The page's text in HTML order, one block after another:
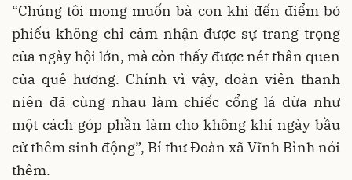
“Chúng tôi mong muốn bà con khi đến điểm bỏ
phiếu không chỉ cảm nhận được sự trang trọng
của ngày hội lớn, mà còn thấy được nét thân quen
của quê hương. Chính vì vậy, đoàn viên thanh
niên đã cùng nhau làm chiếc cổng lá dừa như
một cách góp phần làm cho không khí ngày bầu
cử thêm sinh động”, Bí thư Đoàn xã Vĩnh Bình nói
thêm.